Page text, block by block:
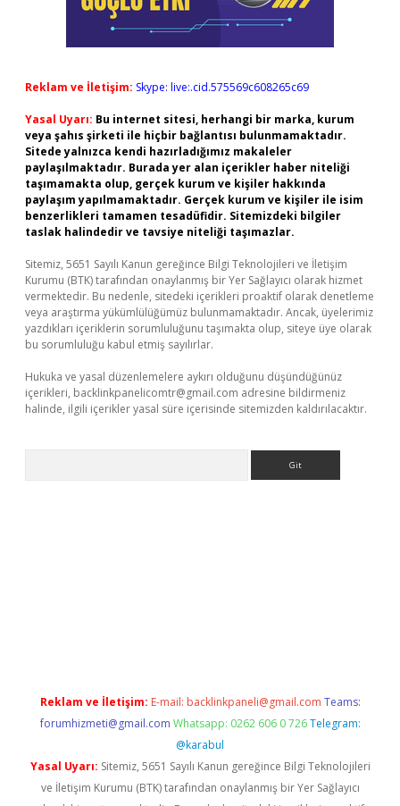
Reklam ve İletişim: Skype: live:.cid.575569c608265c69
Yasal Uyarı: Bu internet sitesi, herhangi bir marka, kurum
veya şahıs şirketi ile hiçbir bağlantısı bulunmamaktadır.
Sitede yalnızca kendi hazırladığımız makaleler
paylaşılmaktadır. Burada yer alan içerikler haber niteliği
taşımamakta olup, gerçek kurum ve kişiler hakkında
paylaşım yapılmamaktadır. Gerçek kurum ve kişiler ile isim
benzerlikleri tamamen tesadüfidir. Sitemizdeki bilgiler
taslak halindedir ve tavsiye niteliği taşımazlar.
Sitemiz, 5651 Sayılı Kanun gereğince Bilgi Teknolojileri ve İletişim
Kurumu (BTK) tarafından onaylanmış bir Yer Sağlayıcı olarak hizmet
vermektedir. Bu nedenle, sitedeki içerikleri proaktif olarak denetleme
veya araştırma yükümlülüğümüz bulunmamaktadır. Ancak, üyelerimiz
yazdıkları içeriklerin sorumluluğunu taşımakta olup, siteye üye olarak
bu sorumluluğu kabul etmiş sayılırlar.
Hukuka ve yasal düzenlemelere aykırı olduğunu düşündüğünüz
içerikleri, backlinkpanelicomtr@gmail.com adresine bildirmeniz
halinde, ilgili içerikler yasal süre içerisinde sitemizden kaldırılacaktır.
Reklam ve İletişim: E-mail: backlinkpaneli@gmail.com Teams:
forumhizmeti@gmail.com Whatsapp: 0262 606 0 726 Telegram:
@karabul
Yasal Uyarı: Sitemiz, 5651 Sayılı Kanun gereğince Bilgi Teknolojileri
ve İletişim Kurumu (BTK) tarafından onaylanmış bir Yer Sağlayıcı